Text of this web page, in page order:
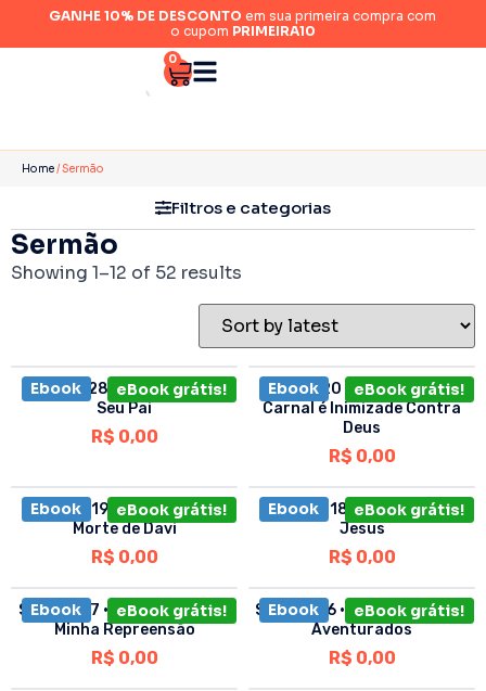
GANHE 10% DE DESCONTO em sua primeira compra com
o cupom PRIMEIRA10
0
Home/ Sermão
Filtros e categorias
Sermão
Showing 1–12 of 52 results
Ebook eBook grátis!
Sermão 28 • O Filho Honra
Seu Pai
R$ 0,00
Ebook eBook grátis!
Sermão 20 – A Mentalidade
Carnal é Inimizade Contra
Deus
R$ 0,00
Ebook eBook grátis!
Sermão 19 – A Canção da
Morte de Davi
R$ 0,00
Ebook eBook grátis!
Sermão 18 – O Túmulo de
Jesus
R$ 0,00
Ebook eBook grátis!
Sermão 27 • Deem Ouvidos à
Minha Repreensão
R$ 0,00
Ebook eBook grátis!
Sermão 26 • Os Mortos Bem-
Aventurados
R$ 0,00